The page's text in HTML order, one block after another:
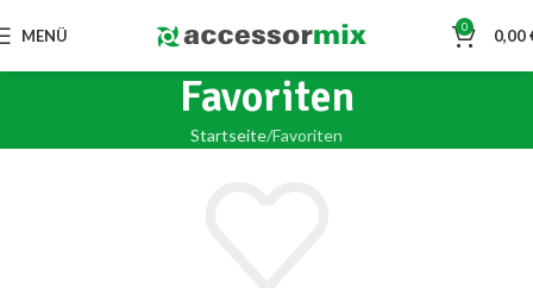
MENÜ 0 0,00
Favoriten
Startseite Favoriten